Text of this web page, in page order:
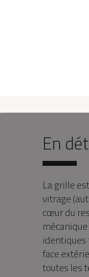
En
La grille
vitrage
cœur du
face
toutes les